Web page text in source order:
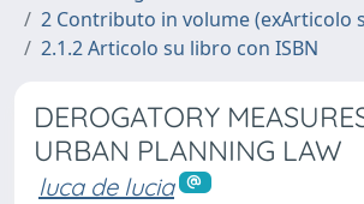
2 Contributo in volume (exArticolo
2.1.2 Articolo su libro con ISBN
DEROGATORY
URBAN PLANNING LAW
luca de lucia